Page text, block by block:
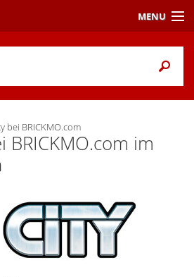
bei BRICKMO.com
BRICKMO.com im
MENU